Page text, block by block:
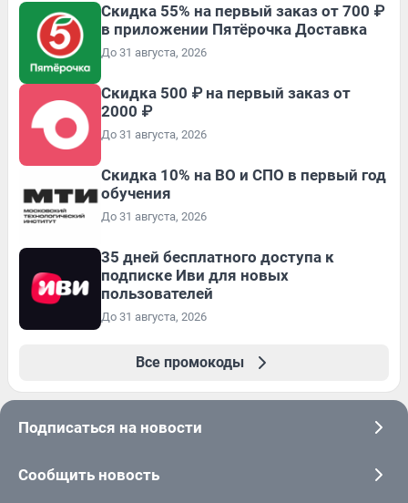
Скидка 55% на первый заказ от 700 ₽
в приложении Пятёрочка Доставка
До 31 августа, 2026
Скидка 500 ₽ на первый заказ от
2000 ₽
До 31 августа, 2026
Скидка 10% на ВО и СПО в первый год
обучения
До 31 августа, 2026
35 дней бесплатного доступа к
подписке Иви для новых
пользователей
До 31 августа, 2026
Все промокоды
Подписаться на новости
Сообщить новость